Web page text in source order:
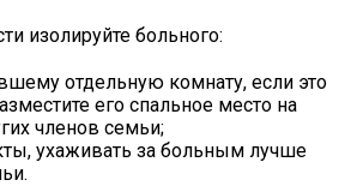
изолируйте больного:
отдельную комнату, если это
его спальное место на
членов семьи;
ухаживать за больным лучше